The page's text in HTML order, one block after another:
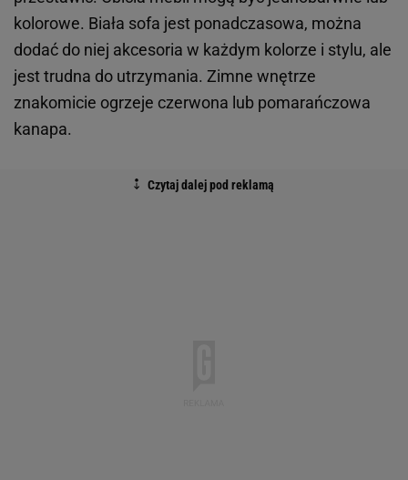
kolorowe. Biała sofa jest ponadczasowa, można
dodać do niej akcesoria w każdym kolorze i stylu, ale
jest trudna do utrzymania. Zimne wnętrze
znakomicie ogrzeje czerwona lub pomarańczowa
kanapa.